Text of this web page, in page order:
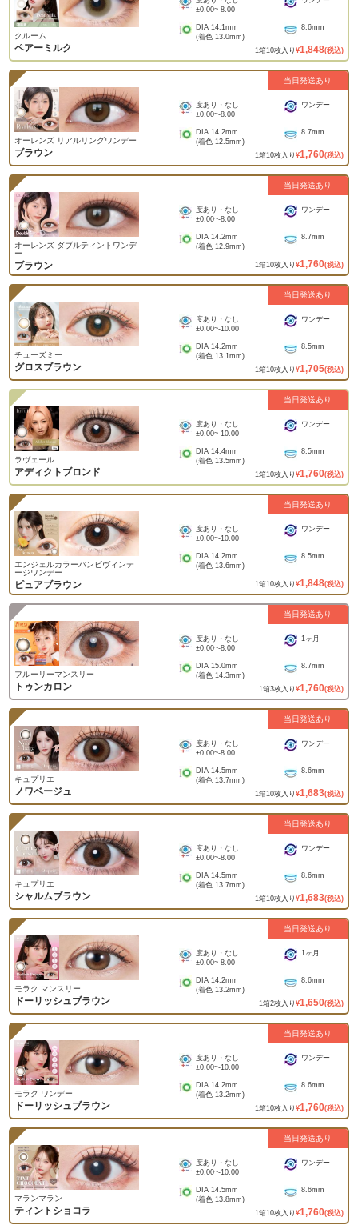
クルーム
ペアーミルク
±0.00~-8.00
DIA 14.1mm
(着色 13.0mm)
8.6mm
1箱10枚入り ¥1,848(税込)
当日発送あり
オーレンズ リアルリングワンデー
ブラウン
度あり・なし
±0.00~-8.00
ワンデー
DIA 14.2mm
(着色 12.5mm)
8.7mm
1箱10枚入り ¥1,760(税込)
当日発送あり
オーレンズ ダブルティントワンデ
ー
ブラウン
度あり・なし
±0.00~-8.00
ワンデー
DIA 14.2mm
(着色 12.9mm)
8.7mm
1箱10枚入り ¥1,760(税込)
当日発送あり
チューズミー
グロスブラウン
度あり・なし
±0.00~-10.00
ワンデー
DIA 14.2mm
(着色 13.1mm)
8.5mm
1箱10枚入り ¥1,705(税込)
当日発送あり
ラヴェール
アディクトブロンド
度あり・なし
±0.00~-10.00
ワンデー
DIA 14.4mm
(着色 13.5mm)
8.5mm
1箱10枚入り ¥1,760(税込)
当日発送あり
エンジェルカラーバンビヴィンテ
ージワンデー
ピュアブラウン
度あり・なし
±0.00~-10.00
ワンデー
DIA 14.2mm
(着色 13.6mm)
8.5mm
1箱10枚入り ¥1,848(税込)
当日発送あり
フルーリーマンスリー
トゥンカロン
度あり・なし
±0.00~-8.00
1ヶ月
DIA 15.0mm
(着色 14.3mm)
8.7mm
1箱3枚入り ¥1,760(税込)
当日発送あり
キュプリエ
ノワベージュ
度あり・なし
±0.00~-8.00
ワンデー
DIA 14.5mm
(着色 13.7mm)
8.6mm
1箱10枚入り ¥1,683(税込)
当日発送あり
キュプリエ
シャルムブラウン
度あり・なし
±0.00~-8.00
ワンデー
DIA 14.5mm
(着色 13.7mm)
8.6mm
1箱10枚入り ¥1,683(税込)
当日発送あり
モラク マンスリー
ドーリッシュブラウン
度あり・なし
±0.00~-8.00
1ヶ月
DIA 14.2mm
(着色 13.2mm)
8.6mm
1箱2枚入り ¥1,650(税込)
当日発送あり
モラク ワンデー
ドーリッシュブラウン
度あり・なし
±0.00~-10.00
ワンデー
DIA 14.2mm
(着色 13.2mm)
8.6mm
1箱10枚入り ¥1,760(税込)
当日発送あり
マランマラン
ティントショコラ
度あり・なし
±0.00~-10.00
ワンデー
DIA 14.5mm
(着色 13.8mm)
8.6mm
1箱10枚入り ¥1,760(税込)